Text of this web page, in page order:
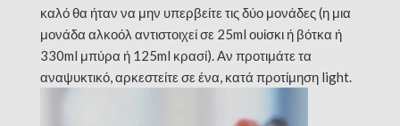
καλό θα ήταν να μην υπερβείτε τις δύο μονάδες (η μια
μονάδα αλκοόλ αντιστοιχεί σε 25ml ουίσκι ή βότκα ή
330ml μπύρα ή 125ml κρασί). Αν προτιμάτε τα
αναψυκτικό, αρκεστείτε σε ένα, κατά προτίμηση light.